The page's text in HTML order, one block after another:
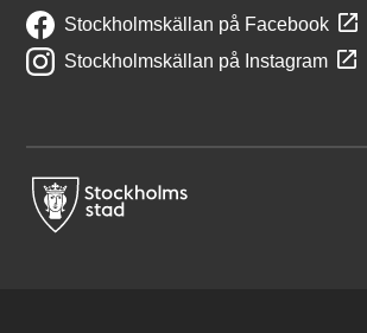
Stockholmskällan på Facebook
Stockholmskällan på Instagram